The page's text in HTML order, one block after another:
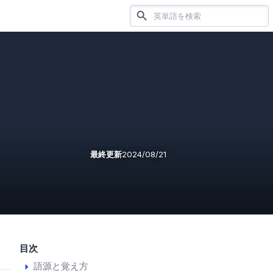
最終更新2024/08/21
目次
語源と覚え方